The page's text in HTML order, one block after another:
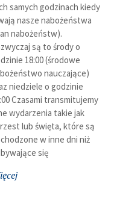
samych godzinach kiedy
nasze nabożeństwa
nabożeństw).
są to środy o
18:00 (środowe
nauczające)
niedziele o godzinie
Czasami transmitujemy
wydarzenia takie jak
lub święta, które są
w inne dni niż
się